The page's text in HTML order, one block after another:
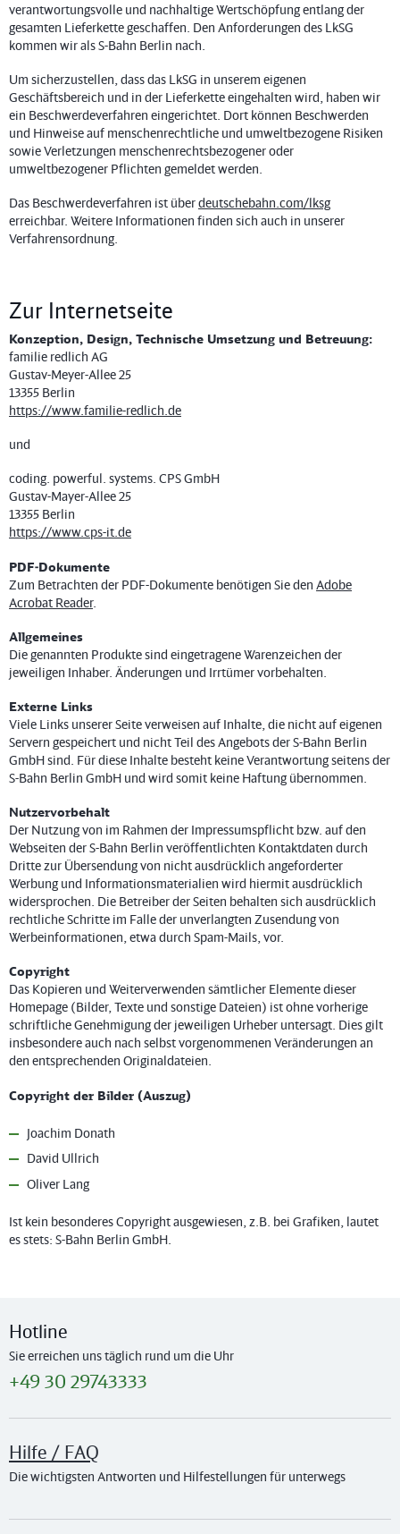
verantwortungsvolle und nachhaltige Wertschöpfung entlang der
gesamten Lieferkette geschaffen. Den Anforderungen des LkSG
kommen wir als S-Bahn Berlin nach.
Um sicherzustellen, dass das LkSG in unserem eigenen
Geschäftsbereich und in der Lieferkette eingehalten wird, haben wir
ein Beschwerdeverfahren eingerichtet. Dort können Beschwerden
und Hinweise auf menschenrechtliche und umweltbezogene Risiken
sowie Verletzungen menschenrechtsbezogener oder
umweltbezogener Pflichten gemeldet werden.
Das Beschwerdeverfahren ist überdeutschebahn.com/lksg
erreichbar. Weitere Informationen finden sich auch in unserer
Verfahrensordnung.
Zur Internetseite
Konzeption, Design, Technische Umsetzung und Betreuung:
familie redlich AG
Gustav-Meyer-Allee 25
13355 Berlin
https://www.familie-redlich.de
und
coding. powerful. systems. CPS GmbH
Gustav-Mayer-Allee 25
13355 Berlin
https://www.cps-it.de
PDF-Dokumente
Zum Betrachten der PDF-Dokumente benötigen Sie den Adobe
Acrobat Reader.
Allgemeines
Die genannten Produkte sind eingetragene Warenzeichen der
jeweiligen Inhaber. Änderungen und Irrtümer vorbehalten.
Externe Links
Viele Links unserer Seite verweisen auf Inhalte, die nicht auf eigenen
Servern gespeichert und nicht Teil des Angebots der S-Bahn Berlin
GmbH sind. Für diese Inhalte besteht keine Verantwortung seitens der
S-Bahn Berlin GmbH und wird somit keine Haftung übernommen.
Nutzervorbehalt
Der Nutzung von im Rahmen der Impressumspflicht bzw. auf den
Webseiten der S-Bahn Berlin veröffentlichten Kontaktdaten durch
Dritte zur Übersendung von nicht ausdrücklich angeforderter
Werbung und Informationsmaterialien wird hiermit ausdrücklich
widersprochen. Die Betreiber der Seiten behalten sich ausdrücklich
rechtliche Schritte im Falle der unverlangten Zusendung von
Werbeinformationen, etwa durch Spam-Mails, vor.
Copyright
Das Kopieren und Weiterverwenden sämtlicher Elemente dieser
Homepage (Bilder, Texte und sonstige Dateien) ist ohne vorherige
schriftliche Genehmigung der jeweiligen Urheber untersagt. Dies gilt
insbesondere auch nach selbst vorgenommenen Veränderungen an
den entsprechenden Originaldateien.
Copyright der Bilder (Auszug)
Joachim Donath
David Ullrich
Oliver Lang
Ist kein besonderes Copyright ausgewiesen, z.B. bei Grafiken, lautet
es stets: S-Bahn Berlin GmbH.
Hotline
Sie erreichen uns täglich rund um die Uhr
+49 30 29743333
Hilfe / FAQ
Die wichtigsten Antworten und Hilfestellungen für unterwegs